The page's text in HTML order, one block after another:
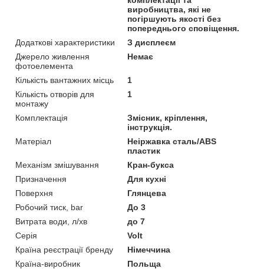
виробництва, які не
погіршують якості без
попереднього сповіщення.
Додаткові характеристики
З дисплеєм
Джерело живлення
фотоелемента
Немає
Кількість вантажних місць
1
Кількість отворів для
монтажу
1
Комплектація
Змісник, кріплення,
інструкція.
Матеріал
Неіржавка сталь/АВS
пластик
Механізм змішування
Кран-букса
Призначення
Для кухні
Поверхня
Глянцева
Робочий тиск, bar
До 3
Витрата води, л/хв
до 7
Серія
Volt
Країна реєстрації бренду
Німеччина
Країна-виробник
Польща